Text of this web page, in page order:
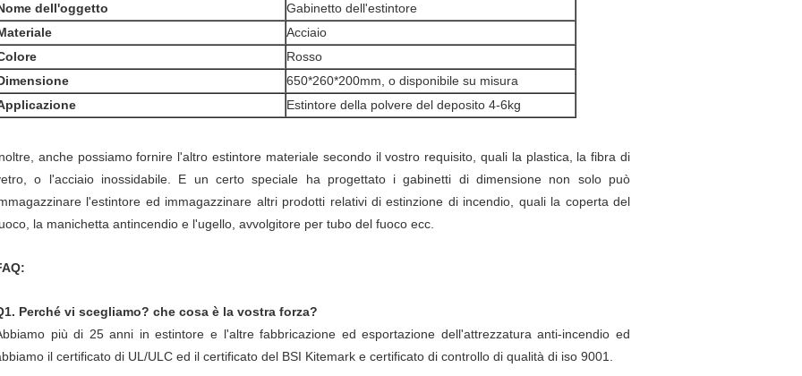
dell'oggetto
Gabinetto dell'estintore
Acciaio
Rosso
650*260*200mm, o disponibile su misura
Estintore della polvere del deposito 4-6kg
anche possiamo fornire l'altro estintore materiale secondo il vostro requisito, quali la plastica, la fibra di
o l'acciaio inossidabile. E un certo speciale ha progettato i gabinetti di dimensione non solo può
l'estintore ed immagazzinare altri prodotti relativi di estinzione di incendio, quali la coperta del
la manichetta antincendio e l'ugello, avvolgitore per tubo del fuoco ecc.
Perché vi scegliamo? che cosa è la vostra forza?
più di 25 anni in estintore e l'altre fabbricazione ed esportazione dell'attrezzatura anti-incendio ed
il certificato di UL/ULC ed il certificato del BSI Kitemark e certificato di controllo di qualità di iso 9001.